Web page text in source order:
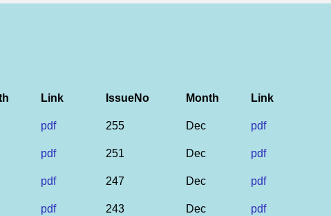
Link IssueNo Month Link
pdf 255 Dec pdf
pdf 251 Dec pdf
pdf 247 Dec pdf
pdf 243 Dec pdf